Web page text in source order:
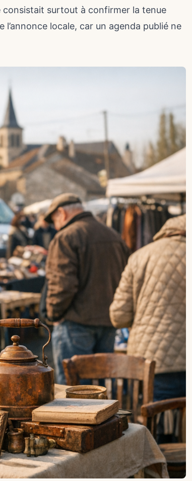
consistait surtout à confirmer la tenue
l’annonce locale, car un agenda publié ne